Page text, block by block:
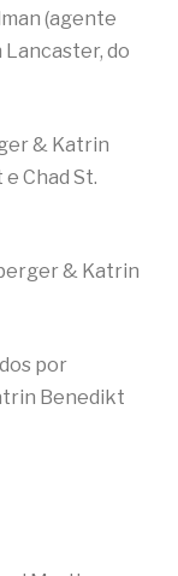
(agente
Lancaster, do
& Katrin
Chad St.
& Katrin
por
Benedikt